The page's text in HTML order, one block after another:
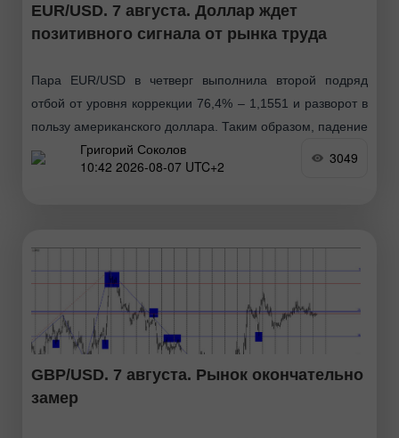
EUR/USD. 7 августа. Доллар ждет
позитивного сигнала от рынка труда
Пара EUR/USD в четверг выполнила второй подряд
отбой от уровня коррекции 76,4% – 1,1551 и разворот в
пользу американского доллара. Таким образом, падение
европейской валюты может быть продолжено сегодня.
Григорий Соколов
10:42 2026-08-07 UTC+2
3049
GBP/USD. 7 августа. Рынок окончательно
замер